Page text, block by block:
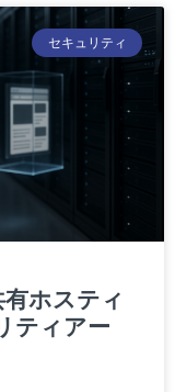
セキュリティ
ホスティ
ティアー